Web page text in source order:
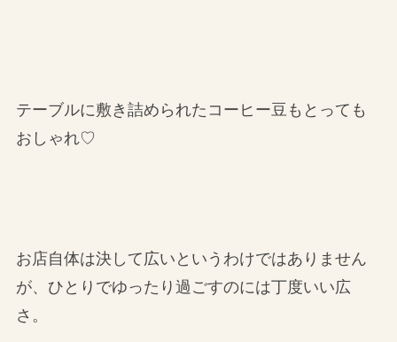
テーブルに敷き詰められたコーヒー豆もとっても
おしゃれ♡
お店自体は決して広いというわけではありません
が、ひとりでゆったり過ごすのには丁度いい広
さ。